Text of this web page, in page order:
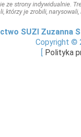
ze strony indywidualnie.
którzy je zrobili,
SUZI Zuzanna
Copyright ©
Polityka